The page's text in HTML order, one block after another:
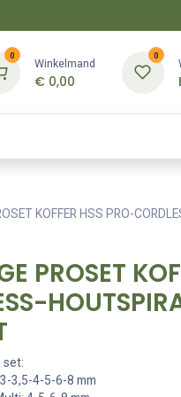
0
Winkelmand
€ 0,00
0
KOFFER HSS PRO-
PROSET
set:
3,5-4-5-6-8 mm